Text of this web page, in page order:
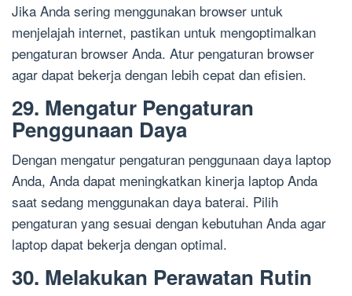
Jika Anda sering menggunakan browser untuk
menjelajah internet, pastikan untuk mengoptimalkan
pengaturan browser Anda. Atur pengaturan browser
agar dapat bekerja dengan lebih cepat dan efisien.
29. Mengatur Pengaturan
Penggunaan Daya
Dengan mengatur pengaturan penggunaan daya laptop
Anda, Anda dapat meningkatkan kinerja laptop Anda
saat sedang menggunakan daya baterai. Pilih
pengaturan yang sesuai dengan kebutuhan Anda agar
laptop dapat bekerja dengan optimal.
30. Melakukan Perawatan Rutin